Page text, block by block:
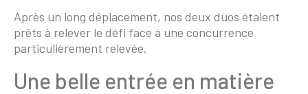
Après un long déplacement, nos deux duos étaient
prêts à relever le défi face à une concurrence
particulièrement relevée.
Une belle entrée en matière